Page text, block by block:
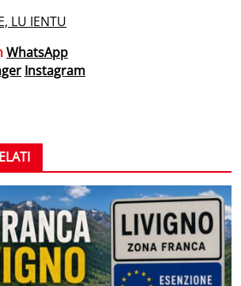
LU IENTU
WhatsApp
Instagram